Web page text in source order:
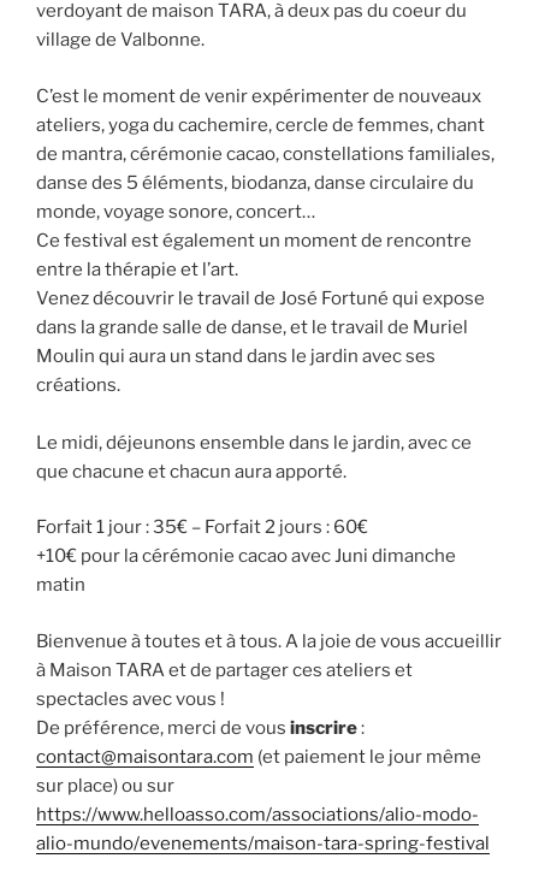
verdoyant de maison TARA, à deux pas du coeur du
village de Valbonne.
C’est le moment de venir expérimenter de nouveaux
ateliers, yoga du cachemire, cercle de femmes, chant
de mantra, cérémonie cacao, constellations familiales,
danse des 5 éléments, biodanza, danse circulaire du
monde, voyage sonore, concert…
Ce festival est également un moment de rencontre
entre la thérapie et l’art.
Venez découvrir le travail de José Fortuné qui expose
dans la grande salle de danse, et le travail de Muriel
Moulin qui aura un stand dans le jardin avec ses
créations.
Le midi, déjeunons ensemble dans le jardin, avec ce
que chacune et chacun aura apporté.
Forfait 1 jour : 35€ – Forfait 2 jours : 60€
+10€ pour la cérémonie cacao avec Juni dimanche
matin
Bienvenue à toutes et à tous. A la joie de vous accueillir
à Maison TARA et de partager ces ateliers et
spectacles avec vous !
De préférence, merci de vous inscrire:
contact@maisontara.com (et paiement le jour même
sur place) ou sur
https://www.helloasso.com/associations/alio-modo-
alio-mundo/evenements/maison-tara-spring-festival